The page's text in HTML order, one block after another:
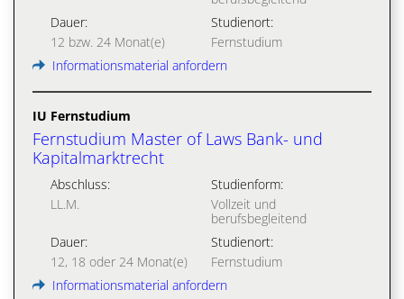
Dauer:
12 bzw. 24 Monat(e)
Studienort:
Fernstudium
Informationsmaterial anfordern
IU Fernstudium
Fernstudium Master of Laws Bank- und
Kapitalmarktrecht
Abschluss:
LL.M.
Studienform:
Vollzeit und
berufsbegleitend
Dauer:
12, 18 oder 24 Monat(e)
Studienort:
Fernstudium
Informationsmaterial anfordern